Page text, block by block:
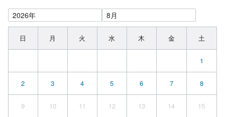
日 月 火 水 木 金 土
1
2 3 4 5 6 7 8
9 10 11 12 13 14 15